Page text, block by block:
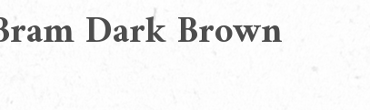
Dark Brown